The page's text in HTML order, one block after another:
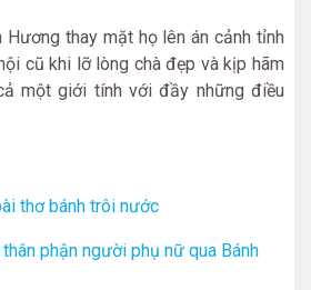
thay mặt họ lên án cảnh tỉnh
cũ khi lỡ lòng chà đẹp và kịp hãm
một giới tính với đầy những điều
thơ bánh trôi nước
phận người phụ nữ qua Bánh